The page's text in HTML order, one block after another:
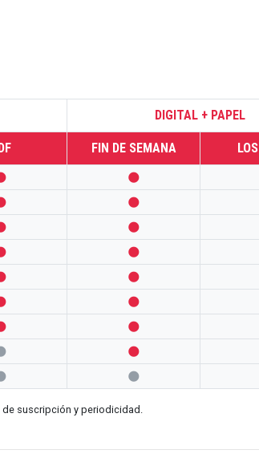
DIGITAL + PAPEL
FIN DE SEMANA









de suscripción y periodicidad.